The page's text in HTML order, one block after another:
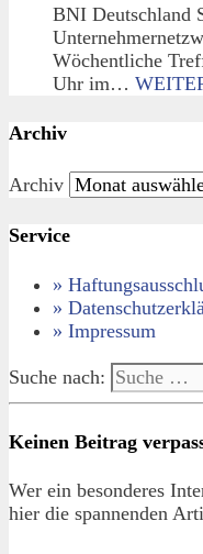
BNI Deutschland
Wöchentliche
Uhr im…
Archiv
Archiv
Service
»
»
» Impressum
Suche nach:
Keinen Beitrag
Wer ein besonderes
hier die spannenden